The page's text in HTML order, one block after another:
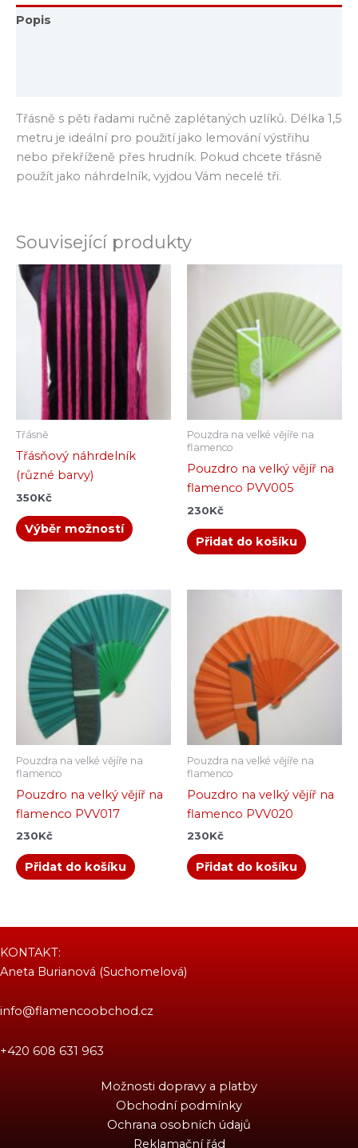
Popis
Třásně s pěti řadami ručně zaplétaných uzlíků. Délka 1,5
metru je ideální pro použití jako lemování výstřihu
nebo překříženě přes hrudník. Pokud chcete třásně
použít jako náhrdelník, vyjdou Vám necelé tři.
Související produkty
Třásně
Třásňový náhrdelník
(různé barvy)
350Kč
Výběr možností
Tento
produkt
má
více
variant.
Možnosti
lze
vybrat
Pouzdra na velké vějíře na
flamenco
Pouzdro na velký vějíř na
flamenco PVV005
230Kč
Přidat do košíku
Pouzdra na velké vějíře na
flamenco
Pouzdro na velký vějíř na
flamenco PVV017
230Kč
Přidat do košíku
Pouzdra na velké vějíře na
flamenco
Pouzdro na velký vějíř na
flamenco PVV020
230Kč
Přidat do košíku
KONTAKT:
Aneta Burianová (Suchomelová)
info@flamencoobchod.cz
+420 608 631 963
Možnosti dopravy a platby
Obchodní podmínky
Ochrana osobních údajů
Reklamační řád